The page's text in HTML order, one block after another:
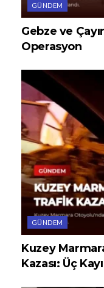
GÜNDEM
Gebze ve
Operasyon
GÜNDEM
Kuzey
Kazası: Üç